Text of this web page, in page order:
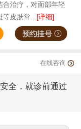
合治疗，对面部年轻
等皮肤常...[详细]
在线咨询
全，就诊前通过